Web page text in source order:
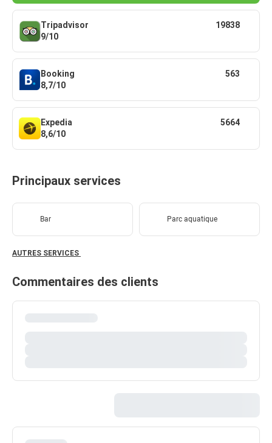
Tripadvisor
9/10
19838
Booking
8,7/10
563
Expedia
8,6/10
5664
Principaux services
Bar Parc aquatique
AUTRES SERVICES
Commentaires des clients